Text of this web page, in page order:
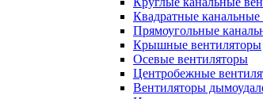
Квадратные канальные
Прямоугольные
Крышные вентиляторы
Осевые вентиляторы
Центробежные
Вентиляторы